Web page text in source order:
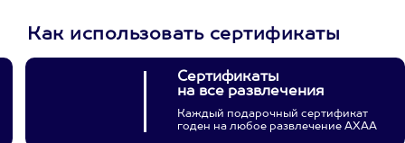
Как использовать сертификаты
Сертификаты
на все развлечения
Каждый подарочный сертификат
годен на любое развлечение АХАА